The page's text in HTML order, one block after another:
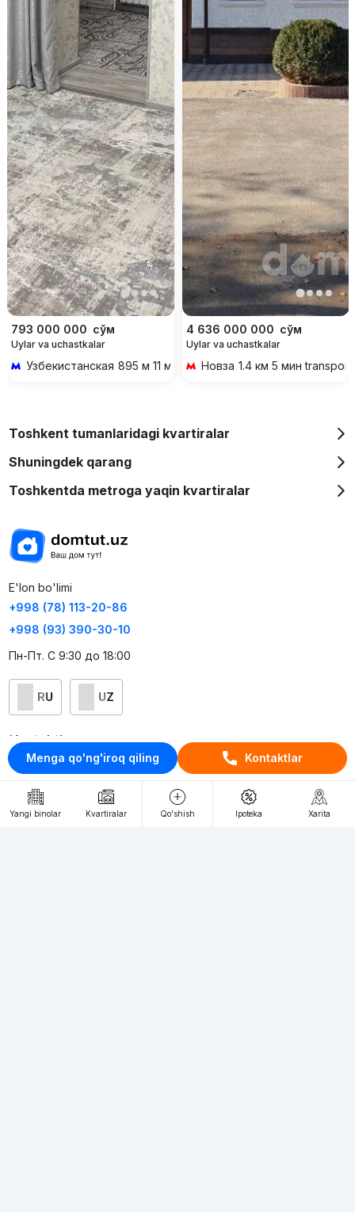
Menga qo'ng'iroq qiling Kontaktlar
793 000 000 сўм
Uylar va uchastkalar
Узбекистанская 895 м 11 мин piyoda
4 636 000 000 сўм
Uylar va uchastkalar
Новза 1.4 км 5 мин
Yangi binolar Kvartiralar Qo'shish Ipoteka Xarita
Toshkent tumanlaridagi kvartiralar
Shuningdek qarang
Toshkentda metroga yaqin kvartiralar
E'lon bo'limi
+998 (78) 113-20-86
+998 (93) 390-30-10
Пн-Пт. С 9:30 до 18:00
RU UZ
Kontaktlar
loyiha haqida
Webnow © loyihasi